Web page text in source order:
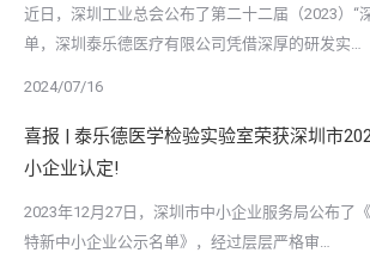
近日，深圳工业总会公布了第二十二届（2023）“
单，深圳泰乐德医疗有限公司凭借深厚的研发实…
2024/07/16
喜报 | 泰乐德医学检验实验室荣获深圳市
小企业认定!
2023年12月27日，深圳市中小企业服务局公布了
特新中小企业公示名单》，经过层层严格审…